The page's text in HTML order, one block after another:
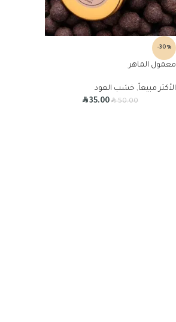
-30%
معمول الماهر
الأكثر مبيعاً, خشب العود
R50.00
R35.00